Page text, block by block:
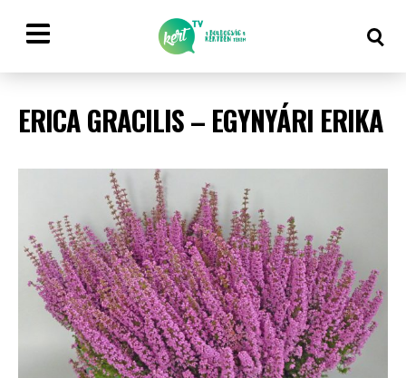
ERICA GRACILIS – EGYNYÁRI ERIKA